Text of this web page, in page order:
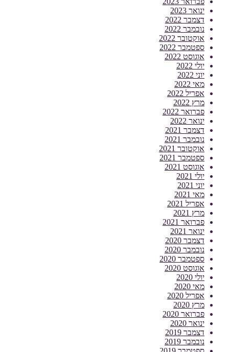
ינואר 2023
דצמבר 2022
נובמבר 2022
אוקטובר 2022
ספטמבר 2022
אוגוסט 2022
יולי 2022
יוני 2022
מאי 2022
אפריל 2022
מרץ 2022
פברואר 2022
ינואר 2022
דצמבר 2021
נובמבר 2021
אוקטובר 2021
ספטמבר 2021
אוגוסט 2021
יולי 2021
יוני 2021
מאי 2021
אפריל 2021
מרץ 2021
פברואר 2021
ינואר 2021
דצמבר 2020
נובמבר 2020
ספטמבר 2020
אוגוסט 2020
יולי 2020
מאי 2020
אפריל 2020
מרץ 2020
פברואר 2020
ינואר 2020
דצמבר 2019
נובמבר 2019